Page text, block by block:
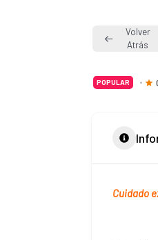
Volver
Atrás
POPULAR
Cuidado